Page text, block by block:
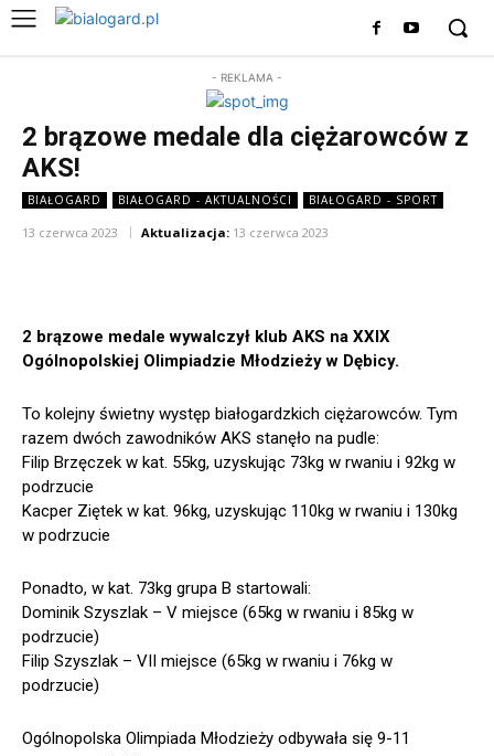
- REKLAMA -
2 brązowe medale dla ciężarowców z
AKS!
BIAŁOGARD BIAŁOGARD - AKTUALNOŚCI BIAŁOGARD - SPORT
13 czerwca 2023 Aktualizacja: 13 czerwca 2023
2 brązowe medale wywalczył klub AKS na XXIX
Ogólnopolskiej Olimpiadzie Młodzieży w Dębicy.
To kolejny świetny występ białogardzkich ciężarowców. Tym
razem dwóch zawodników AKS stanęło na pudle:
Filip Brzęczek w kat. 55kg, uzyskując 73kg w rwaniu i 92kg w
podrzucie
Kacper Ziętek w kat. 96kg, uzyskując 110kg w rwaniu i 130kg
w podrzucie
Ponadto, w kat. 73kg grupa B startowali:
Dominik Szyszlak – V miejsce (65kg w rwaniu i 85kg w
podrzucie)
Filip Szyszlak – VII miejsce (65kg w rwaniu i 76kg w
podrzucie)
Ogólnopolska Olimpiada Młodzieży odbywała się 9-11